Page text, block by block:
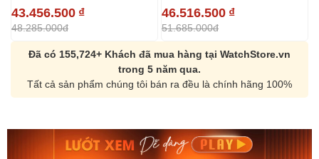
43.456.500 ₫
48.285.000đ
46.516.500 ₫
51.685.000đ
Đã có 155,724+ Khách đã mua hàng tại WatchStore.vn
trong 5 năm qua.
Tất cả sản phẩm chúng tôi bán ra đều là chính hãng 100%
Orient Nam RA-
Mua ngay
Casio Nam MTS-
Mua ngay